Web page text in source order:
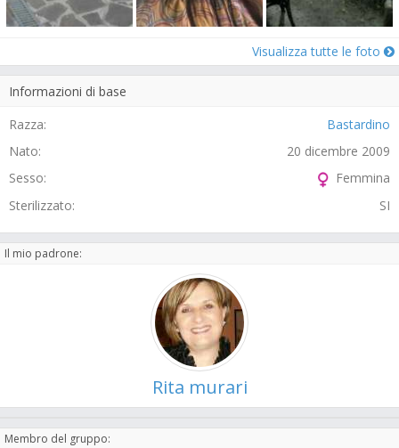
Visualizza tutte le foto
Informazioni di base
Razza:
Bastardino
Nato:
20 dicembre 2009
Sesso:
Femmina
Sterilizzato:
SI
Il mio padrone:
Rita murari
Membro del gruppo: